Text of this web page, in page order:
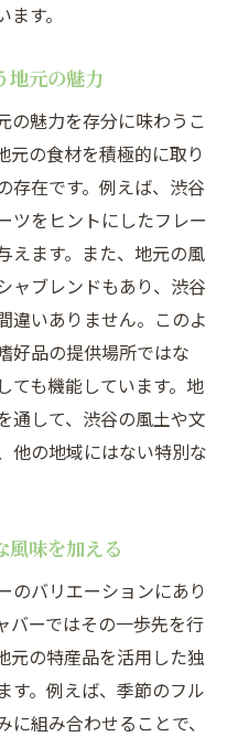
す。
地元の魅力
の魅力を存分に味わうこ
元の食材を積極的に取り
存在です。例えば、渋谷
ツをヒントにしたフレー
えます。また、地元の風
ャブレンドもあり、渋谷
違いありません。このよ
好品の提供場所ではな
ても機能しています。地
通して、渋谷の風土や文
他の地域にはない特別な
風味を加える
のバリエーションにあり
バーではその一歩先を行
元の特産品を活用した独
す。例えば、季節のフル
組み合わせることで、